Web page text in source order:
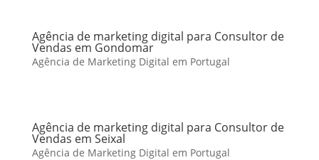
Agência de marketing digital para Consultor de
Vendas em Gondomar
Agência de Marketing Digital em Portugal
Agência de marketing digital para Consultor de
Vendas em Seixal
Agência de Marketing Digital em Portugal